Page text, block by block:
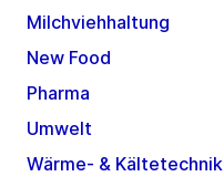
Milchviehhaltung
New Food
Pharma
Umwelt
Wärme- & Kältetechnik